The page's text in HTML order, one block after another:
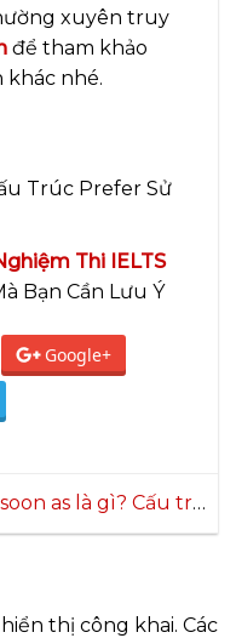
xuyên truy
để tham khảo
nhé.
Trúc Prefer Sử
Thi IELTS
Bạn Cần Lưu Ý
Google+
as là gì? Cấu trúc
cách sử dụng As soon
thị công khai. Các